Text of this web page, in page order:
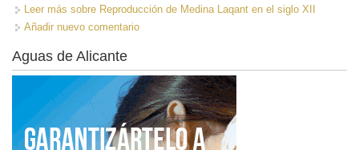
Leer más sobre Reproducción de Medina Laqant en el siglo XII
Añadir nuevo comentario
Aguas de Alicante